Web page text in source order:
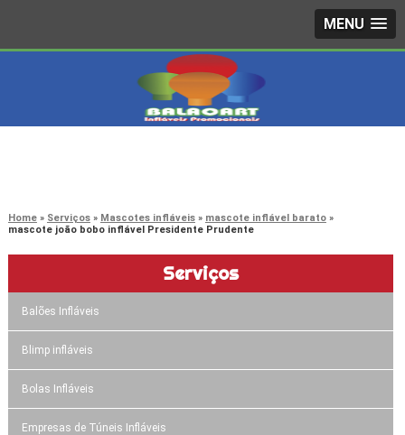
MENU
Home Serviços Mascotes infláveis
mascote inflável barato
mascote joão bobo inflável Presidente Prudente
Serviços
Balões Infláveis
Blimp infláveis
Bolas Infláveis
Empresas de Túneis Infláveis